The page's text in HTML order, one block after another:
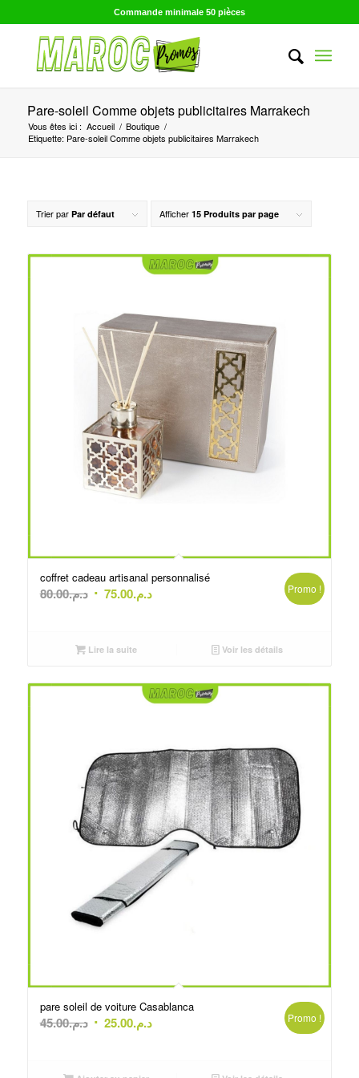
Commande minimale 50 pièces
Pare-soleil Comme objets publicitaires Marrakech
Vous êtes ici : Accueil / Boutique /
Etiquette: Pare-soleil Comme objets publicitaires Marrakech
Trier par Par défaut Afficher 15 Produits par page
coffret cadeau artisanal personnalisé
د.م.80.00
Le
était :
د.م.75.00
Le
Promo !
Lire la suite Voir les détails
pare soleil de voiture Casablanca
د.م.45.00
Le
د.م.25.00
Le
Promo !